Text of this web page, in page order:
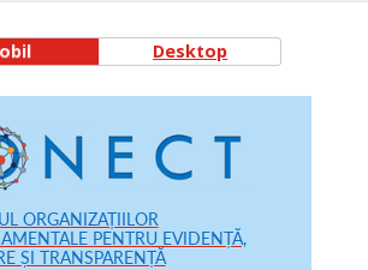
Desktop
ORGANIZAȚIILOR
PENTRU EVIDENȚĂ,
ȘI TRANSPARENȚĂ